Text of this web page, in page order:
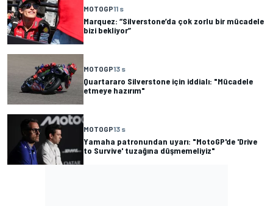
MOTOGP11 s
Marquez: “Silverstone’da çok zorlu bir mücadele
bizi bekliyor”
MOTOGP13 s
Quartararo Silverstone için iddialı: "Mücadele
etmeye hazırım"
MOTOGP13 s
Yamaha patronundan uyarı: "MotoGP'de 'Drive
to Survive' tuzağına düşmemeliyiz"